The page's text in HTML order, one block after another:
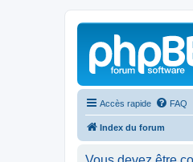
Accès rapide FAQ
Index du forum